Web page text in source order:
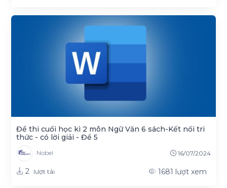
Đề thi cuối học kì 2 môn Ngữ Văn 6 sách-Kết nối tri
thức - có lời giải - Đề 5
Nobel 16/07/2024
2 lượt tải 1681 lượt xem